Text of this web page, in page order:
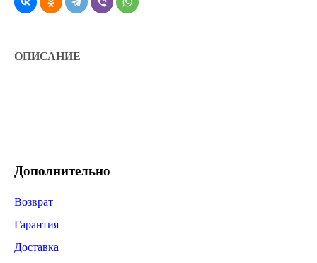
ОПИСАНИЕ
Дополнительно
Возврат
Гарантия
Доставка